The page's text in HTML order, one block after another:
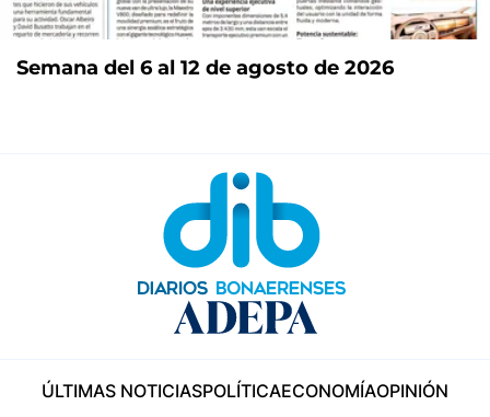
Semana del 6 al 12 de agosto de 2026
ÚLTIMAS NOTICIASPOLÍTICAECONOMÍAOPINIÓN